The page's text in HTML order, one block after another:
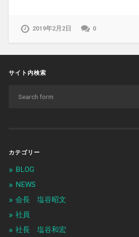
2019年2月2日 0
サイト内検索
カテゴリー
BLOG
NEWS
会長 塩谷昭文
社員
社長 塩谷和宏